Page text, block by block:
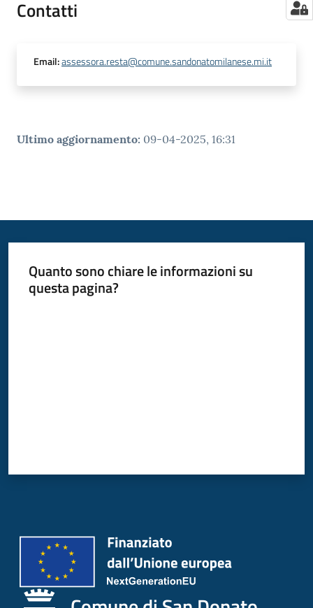
Contatti
Email:assessora.resta@comune.sandonatomilanese.mi.it
Ultimo aggiornamento: 09-04-2025, 16:31
Quanto sono chiare le informazioni su
questa pagina?